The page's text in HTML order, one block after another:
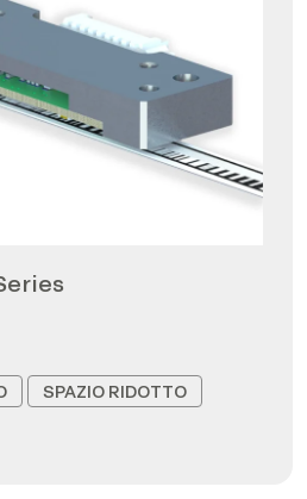
SPAZIO RIDOTTO